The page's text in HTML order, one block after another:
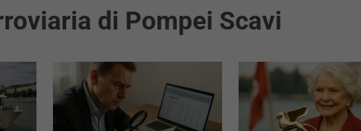
di Pompei Scavi